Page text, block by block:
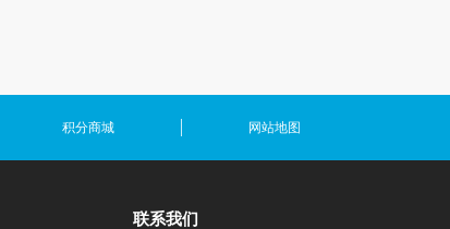
积分商城 网站地图
联系我们